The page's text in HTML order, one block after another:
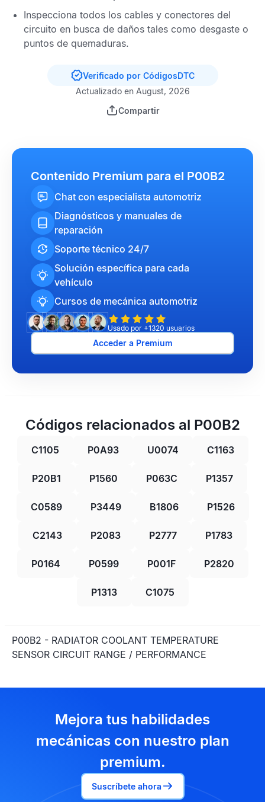
Inspecciona todos los cables y conectores del
circuito en busca de daños tales como desgaste o
puntos de quemaduras.
Verificado por CódigosDTC
Actualizado en August, 2026
Compartir
Contenido Premium para el P00B2
Chat con especialista automotriz
Diagnósticos y manuales de
reparación
Soporte técnico 24/7
Solución específica para cada
vehículo
Cursos de mecánica automotriz
Usado por +1320 usuarios
Acceder a Premium
Códigos relacionados al P00B2
C1105 P0A93 U0074 C1163
P20B1 P1560 P063C P1357
C0589 P3449 B1806 P1526
C2143 P2083 P2777 P1783
P0164 P0599 P001F P2820
P1313 C1075
P00B2 - RADIATOR COOLANT TEMPERATURE
SENSOR CIRCUIT RANGE / PERFORMANCE
Mejora tus habilidades
mecánicas con nuestro plan
premium.
Suscríbete ahora